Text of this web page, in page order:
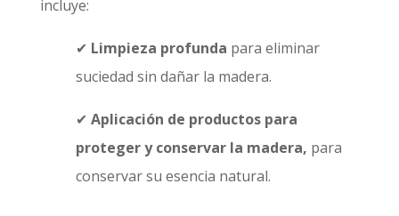
incluye:
✔ Limpieza profunda para eliminar
suciedad sin dañar la madera.
✔ Aplicación de productos para
proteger y conservar la madera, para
conservar su esencia natural.